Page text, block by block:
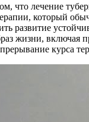
что лечение
который
развитие
жизни, включая
курса